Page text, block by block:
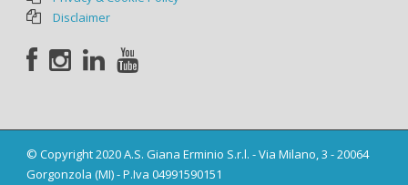
Disclaimer
© Copyright 2020 A.S. Giana Erminio S.r.l. - Via Milano, 3 - 20064
Gorgonzola (MI) - P.Iva 04991590151